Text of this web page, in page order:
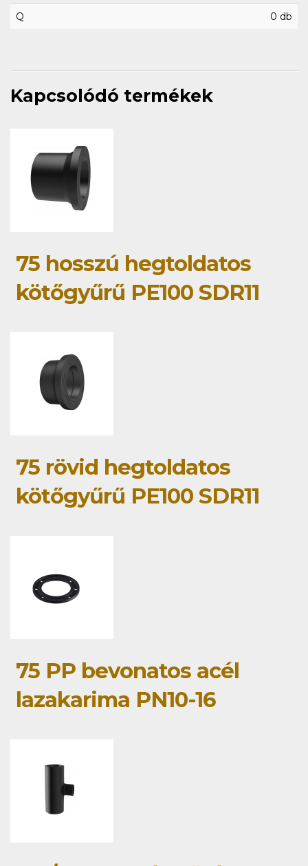
Q 0 db
Kapcsolódó termékek
75 hosszú hegtoldatos
kötőgyűrű PE100 SDR11
75 rövid hegtoldatos
kötőgyűrű PE100 SDR11
75 PP bevonatos acél
lazakarima PN10-16